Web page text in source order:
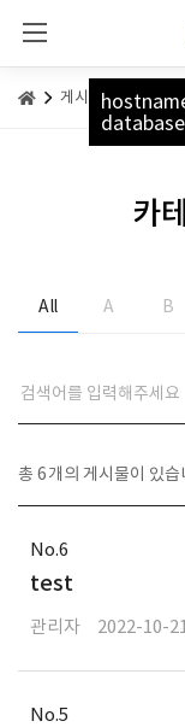
게시판 카테고
카
All A B
총 6개의 게시물이 있습
6
test
관리자 2022-10-
5